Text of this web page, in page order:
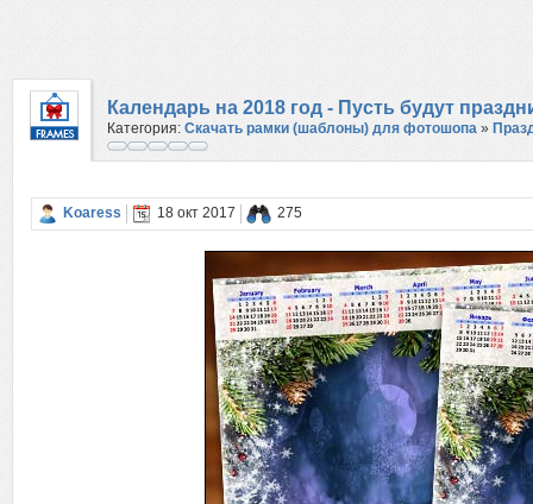
Календарь на 2018 год - Пусть будут
Категория: Скачать рамки (шаблоны) для фотошопа »
Koaress 18 окт 2017 275